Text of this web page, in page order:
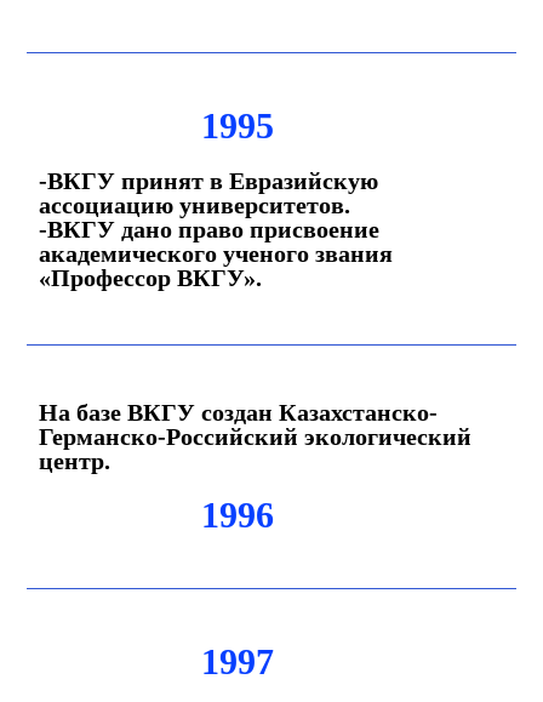
1995
-ВКГУ принят в Евразийскую
ассоциацию университетов.
-ВКГУ дано право присвоение
академического ученого звания
«Профессор ВКГУ».
На базе ВКГУ создан Казахстанско-
Германско-Российский экологический
центр.
1996
1997